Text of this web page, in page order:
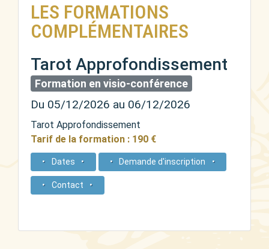
LES FORMATIONS
COMPLÉMENTAIRES
Tarot Approfondissement
Formation en visio-conférence
Du 05/12/2026 au 06/12/2026
Tarot Approfondissement
Tarif de la formation : 190 €
Dates Demande d'inscription
Contact